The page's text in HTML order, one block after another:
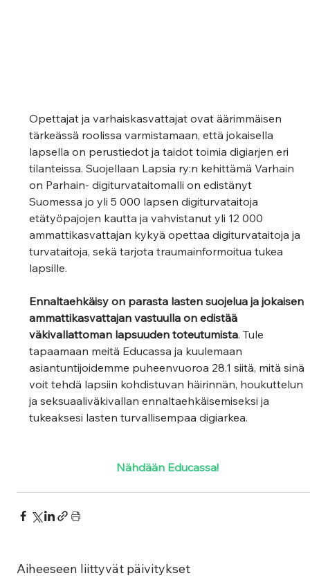
Opettajat ja varhaiskasvattajat ovat äärimmäisen
tärkeässä roolissa varmistamaan, että jokaisella
lapsella on perustiedot ja taidot toimia digiarjen eri
tilanteissa. Suojellaan Lapsia ry:n kehittämä Varhain
on Parhain- digiturvataitomalli on edistänyt
Suomessa jo yli 5 000 lapsen digiturvataitoja
etätyöpajojen kautta ja vahvistanut yli 12 000
ammattikasvattajan kykyä opettaa digiturvataitoja ja
turvataitoja, sekä tarjota traumainformoitua tukea
lapsille.
Ennaltaehkäisy on parasta lasten suojelua ja jokaisen
ammattikasvattajan vastuulla on edistää
väkivallattoman lapsuuden toteutumista. Tule
tapaamaan meitä Educassa ja kuulemaan
asiantuntijoidemme puheenvuoroa 28.1 siitä, mitä sinä
voit tehdä lapsiin kohdistuvan häirinnän, houkuttelun
ja seksuaaliväkivallan ennaltaehkäisemiseksi ja
tukeaksesi lasten turvallisempaa digiarkea.
Nähdään Educassa!
Aiheeseen liittyvät päivitykset